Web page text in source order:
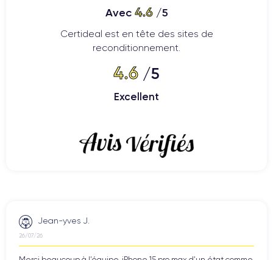
Avec 4.6/5
Certideal est en tête des sites de
reconditionnement.
4.6 /5
Excellent
Jean-yves J.
26/07/26